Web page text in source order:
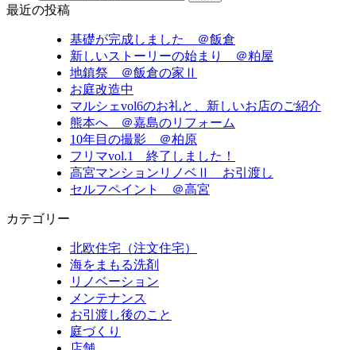
最近の投稿
基礎が完成しました ＠飯倉
新しいストーリーの始まり ＠粕屋
地鎮祭 ＠飯倉の家Ⅱ
お庭改造中
マルシェvol6のお礼と、新しいお店のご紹介
熊本へ ＠嘉島のリフォーム
10年目の撮影 ＠柏原
フリマvol.1 終了しました！
高宮マンションリノベⅡ お引渡し
セルフペイント ＠高宮
カテゴリー
北欧住宅（注文住宅）
海をまもる洗剤
リノベーション
メンテナンス
お引渡し後のこと
庭づくり